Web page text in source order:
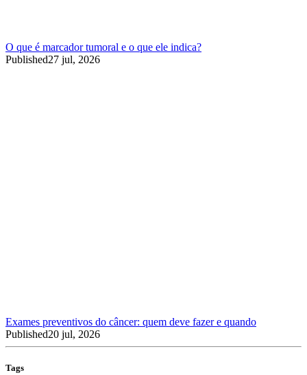
O que é marcador tumoral e o que ele indica?
Published27 jul, 2026
Exames preventivos do câncer: quem deve fazer e quando
Published20 jul, 2026
Tags